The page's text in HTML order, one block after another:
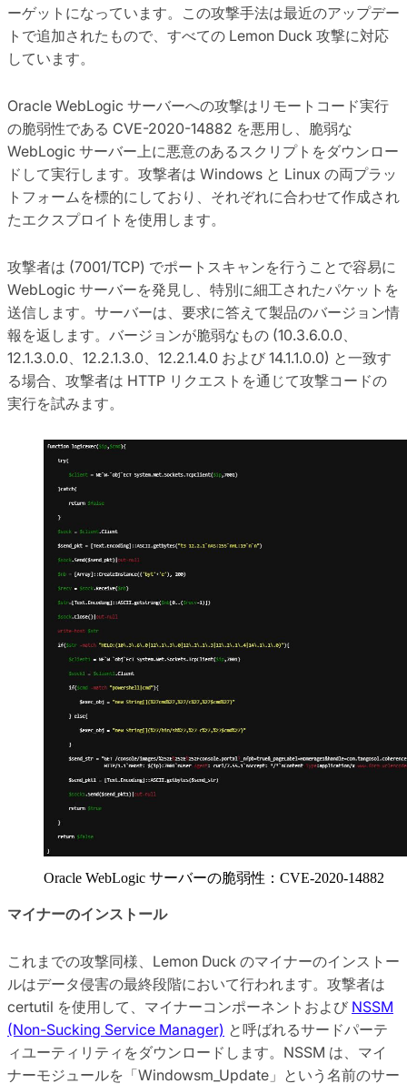
ーゲットになっています。この攻撃手法は最近のアップデー
トで追加されたもので、すべての Lemon Duck 攻撃に対応
しています。
Oracle WebLogic サーバーへの攻撃はリモートコード実行
の脆弱性である CVE-2020-14882 を悪用し、脆弱な
WebLogic サーバー上に悪意のあるスクリプトをダウンロー
ドして実行します。攻撃者は Windows と Linux の両プラッ
トフォームを標的にしており、それぞれに合わせて作成され
たエクスプロイトを使用します。
攻撃者は (7001/TCP) でポートスキャンを行うことで容易に
WebLogic サーバーを発見し、特別に細工されたパケットを
送信します。サーバーは、要求に答えて製品のバージョン情
報を返します。バージョンが脆弱なもの (10.3.6.0.0、
12.1.3.0.0、12.2.1.3.0、12.2.1.4.0 および 14.1.1.0.0) と一致す
る場合、攻撃者は HTTP リクエストを通じて攻撃コードの
実行を試みます。
Oracle WebLogic サーバーの脆弱性：CVE-2020-14882
マイナーのインストール
これまでの攻撃同様、Lemon Duck のマイナーのインストー
ルはデータ侵害の最終段階において行われます。攻撃者は
certutil を使用して、マイナーコンポーネントおよび NSSM
(Non-Sucking Service Manager) と呼ばれるサードパーテ
ィユーティリティをダウンロードします。NSSM は、マイ
ナーモジュールを「Windowsm_Update」という名前のサー